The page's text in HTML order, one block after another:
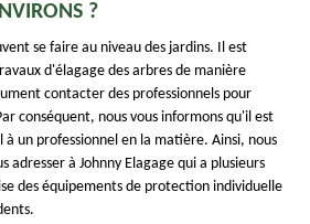
?
se faire au niveau des jardins. Il est
d'élagage des arbres de manière
contacter des professionnels pour
conséquent, nous vous informons qu'il est
un professionnel en la matière. Ainsi, nous
adresser à Johnny Elagage qui a plusieurs
des équipements de protection individuelle